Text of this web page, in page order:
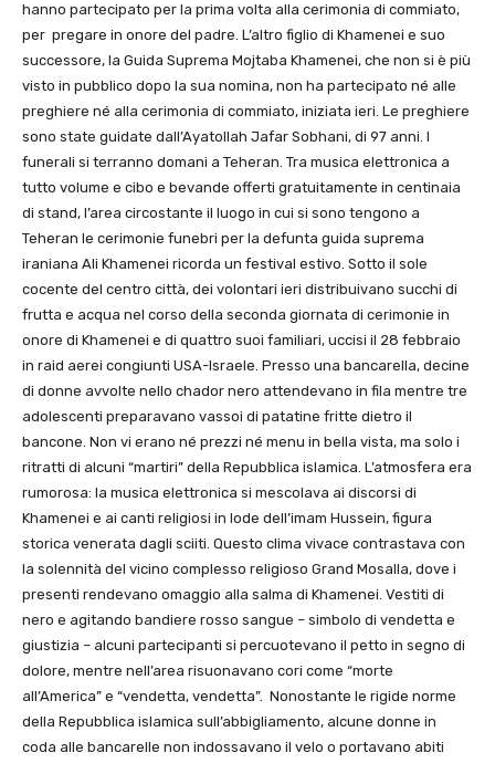
hanno partecipato per la prima volta alla cerimonia di commiato,
per pregare in onore del padre. L’altro figlio di Khamenei e suo
successore, la Guida Suprema Mojtaba Khamenei, che non si è più
visto in pubblico dopo la sua nomina, non ha partecipato né alle
preghiere né alla cerimonia di commiato, iniziata ieri. Le preghiere
sono state guidate dall’Ayatollah Jafar Sobhani, di 97 anni. I
funerali si terranno domani a Teheran. Tra musica elettronica a
tutto volume e cibo e bevande offerti gratuitamente in centinaia
di stand, l’area circostante il luogo in cui si sono tengono a
Teheran le cerimonie funebri per la defunta guida suprema
iraniana Ali Khamenei ricorda un festival estivo. Sotto il sole
cocente del centro città, dei volontari ieri distribuivano succhi di
frutta e acqua nel corso della seconda giornata di cerimonie in
onore di Khamenei e di quattro suoi familiari, uccisi il 28 febbraio
in raid aerei congiunti USA-Israele. Presso una bancarella, decine
di donne avvolte nello chador nero attendevano in fila mentre tre
adolescenti preparavano vassoi di patatine fritte dietro il
bancone. Non vi erano né prezzi né menu in bella vista, ma solo i
ritratti di alcuni “martiri” della Repubblica islamica. L’atmosfera era
rumorosa: la musica elettronica si mescolava ai discorsi di
Khamenei e ai canti religiosi in lode dell’imam Hussein, figura
storica venerata dagli sciiti. Questo clima vivace contrastava con
la solennità del vicino complesso religioso Grand Mosalla, dove i
presenti rendevano omaggio alla salma di Khamenei. Vestiti di
nero e agitando bandiere rosso sangue – simbolo di vendetta e
giustizia – alcuni partecipanti si percuotevano il petto in segno di
dolore, mentre nell’area risuonavano cori come “morte
all’America” e “vendetta, vendetta”. Nonostante le rigide norme
della Repubblica islamica sull’abbigliamento, alcune donne in
coda alle bancarelle non indossavano il velo o portavano abiti